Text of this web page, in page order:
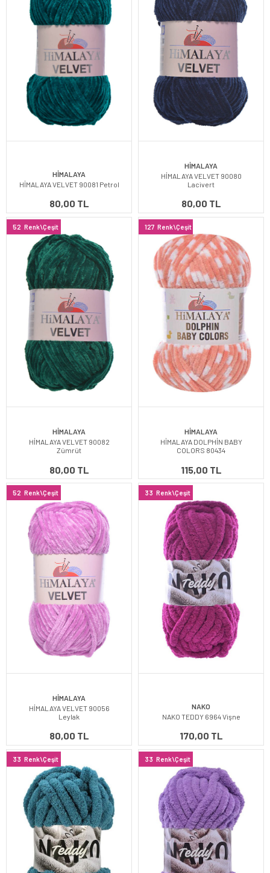
HİMALAYA
HİMALAYA VELVET 90081 Petrol
80,00 TL
HİMALAYA
HİMALAYA VELVET 90080
Lacivert
80,00 TL
52 Renk\Çeşit
HİMALAYA
HİMALAYA VELVET 90082
Zümrüt
80,00 TL
127 Renk\Çeşit
HİMALAYA
HİMALAYA DOLPHİN BABY
COLORS 80434
115,00 TL
52 Renk\Çeşit
HİMALAYA
HİMALAYA VELVET 90056
Leylak
80,00 TL
33 Renk\Çeşit
NAKO
NAKO TEDDY 6964 Vişne
170,00 TL
33 Renk\Çeşit 33 Renk\Çeşit